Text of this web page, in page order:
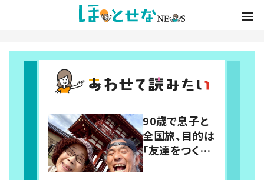
90歳で息子と
全国旅、目的は
「友達をつくる
こと」 人との